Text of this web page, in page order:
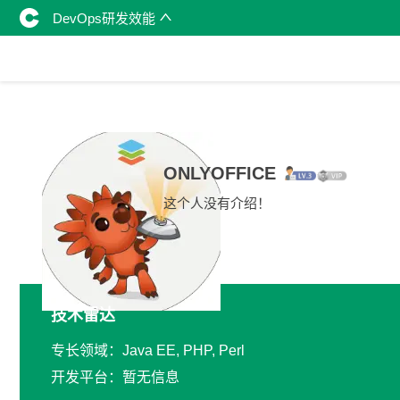
DevOps研发效能
ONLYOFFICE
这个人没有介绍！
技术雷达
专长领域：Java EE, PHP, Perl
开发平台：暂无信息